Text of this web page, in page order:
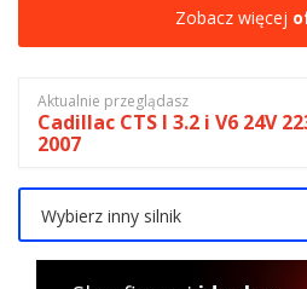
Zobacz więcej
Aktualnie przeglądasz
Cadillac CTS I 3.2 i V6 24V
2007
Wybierz inny silnik